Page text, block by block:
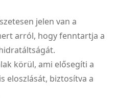
jelen van a
arról, hogy fenntartja a
körül, ami elősegíti a
eloszlását, biztosítva a